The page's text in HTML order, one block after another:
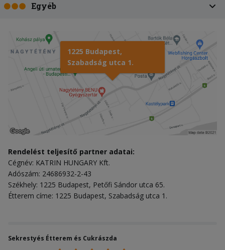
Egyéb
1225 Budapest,
Szabadság utca 1.
Rendelést teljesítő partner adatai:
Cégnév: KATRIN HUNGARY Kft.
Adószám: 24686932-2-43
Székhely: 1225 Budapest, Petőfi Sándor utca 65.
Étterem címe: 1225 Budapest, Szabadság utca 1.
Sekrestyés Étterem és Cukrászda